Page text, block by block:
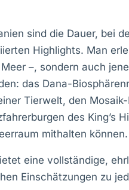
sind die Dauer, bei
Highlights. Man
–, sondern auch
das Dana-
Tierwelt, den
des King’s
mithalten können.
eine vollständige,
Einschätzungen zu